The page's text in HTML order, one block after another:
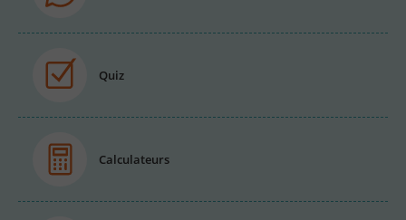
Quiz
Calculateurs